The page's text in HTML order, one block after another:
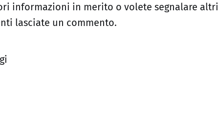
informazioni in merito o volete segnalare altri
lasciate un commento.